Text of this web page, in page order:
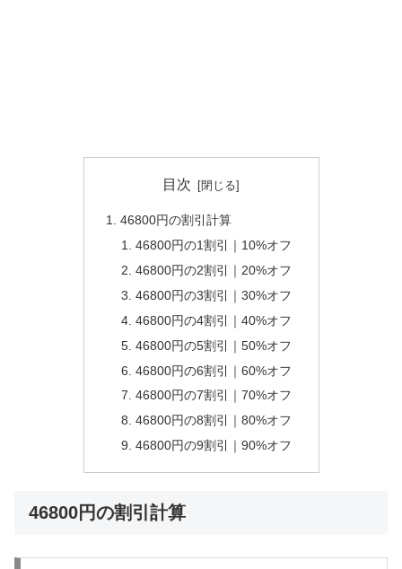
目次
46800円の割引計算
46800円の1割引｜10%オフ
46800円の2割引｜20%オフ
46800円の3割引｜30%オフ
46800円の4割引｜40%オフ
46800円の5割引｜50%オフ
46800円の6割引｜60%オフ
46800円の7割引｜70%オフ
46800円の8割引｜80%オフ
46800円の9割引｜90%オフ
46800円の割引計算